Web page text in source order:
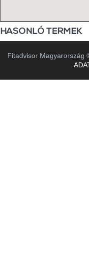
HASONLÓ TERMEK
Fitadvisor Magyarország